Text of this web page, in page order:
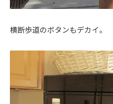
横断歩道のボタンもデカイ。